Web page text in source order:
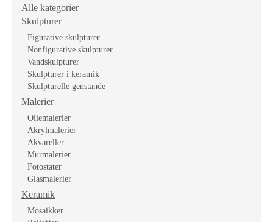
Alle kategorier
Skulpturer
Figurative skulpturer
Nonfigurative skulpturer
Vandskulpturer
Skulpturer i keramik
Skulpturelle genstande
Malerier
Oliemalerier
Akrylmalerier
Akvareller
Murmalerier
Fotostater
Glasmalerier
Keramik
Mosaikker